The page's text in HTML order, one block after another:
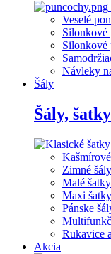
Veselé
Silonkové
Silonkové
Návleky
Šály
Šály, šatky
Zimné šály
Malé
Maxi
Pánske
Rukavice
Akcia